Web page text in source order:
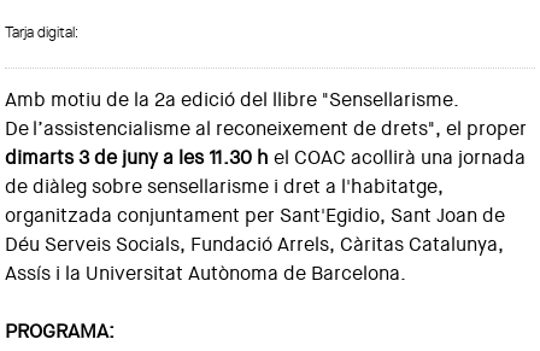
Tarja digital:
Amb motiu de la 2a edició del llibre "Sensellarisme.
De l’assistencialisme al reconeixement de drets", el proper
dimarts 3 de juny a les 11.30 h el COAC acollirà una jornada
de diàleg sobre sensellarisme i dret a l'habitatge,
organitzada conjuntament per Sant'Egidio, Sant Joan de
Déu Serveis Socials, Fundació Arrels, Càritas Catalunya,
Assís i la Universitat Autònoma de Barcelona.
PROGRAMA: